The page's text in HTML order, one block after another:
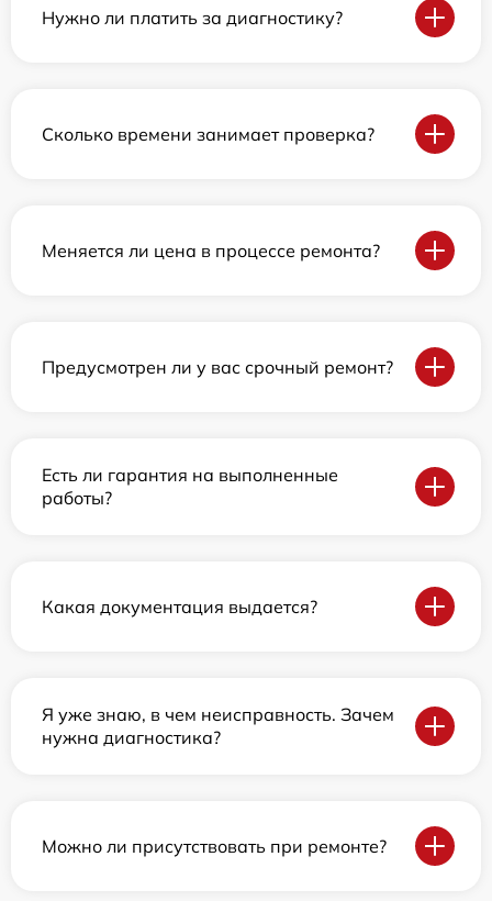
Нужно ли платить за диагностику?
Сколько времени занимает проверка?
Меняется ли цена в процессе ремонта?
Предусмотрен ли у вас срочный ремонт?
Есть ли гарантия на выполненные
работы?
Какая документация выдается?
Я уже знаю, в чем неисправность. Зачем
нужна диагностика?
Можно ли присутствовать при ремонте?